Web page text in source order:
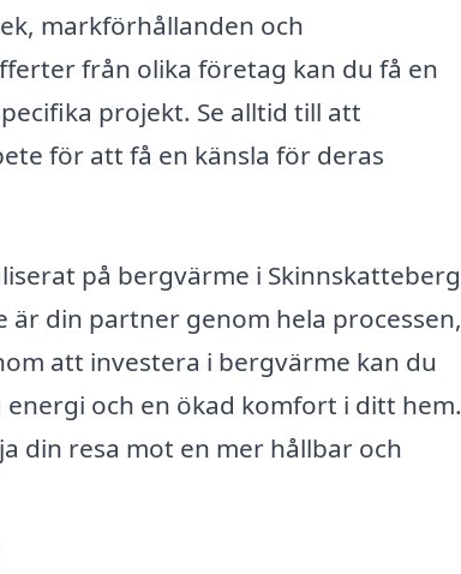
markförhållanden och
från olika företag kan du få en
projekt. Se alltid till att
för att få en känsla för deras
på bergvärme i Skinnskatteberg
är din partner genom hela processen,
att investera i bergvärme kan du
och en ökad komfort i ditt hem.
din resa mot en mer hållbar och